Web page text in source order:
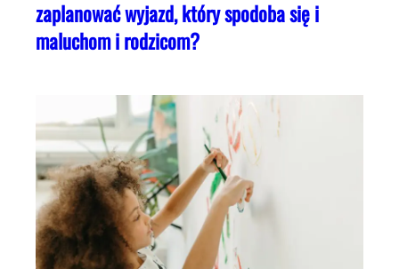
zaplanować wyjazd, który spodoba się i
maluchom i rodzicom?